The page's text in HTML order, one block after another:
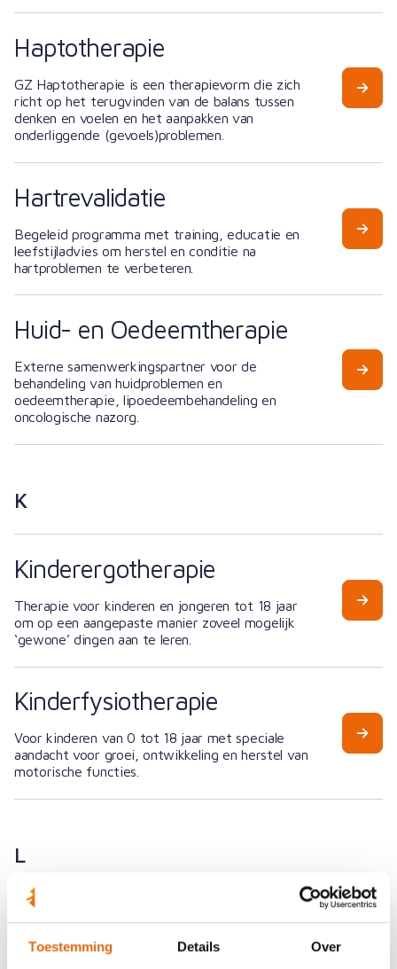
Toestemming Details Over
Haptotherapie
GZ Haptotherapie is een therapievorm die zich
richt op het terugvinden van de balans tussen
denken en voelen en het aanpakken van
onderliggende (gevoels)problemen.
Hartrevalidatie
Begeleid programma met training, educatie en
leefstijladvies om herstel en conditie na
hartproblemen te verbeteren.
Huid- en Oedeemtherapie
Externe samenwerkingspartner voor de
behandeling van huidproblemen en
oedeemtherapie, lipoedeembehandeling en
oncologische nazorg.
K
Kinderergotherapie
Therapie voor kinderen en jongeren tot 18 jaar
om op een aangepaste manier zoveel mogelijk
‘gewone’ dingen aan te leren.
Kinderfysiotherapie
Voor kinderen van 0 tot 18 jaar met speciale
aandacht voor groei, ontwikkeling en herstel van
motorische functies.
L
Leefstijlcoaching
Meer bewegen en gezonder eten. Minder